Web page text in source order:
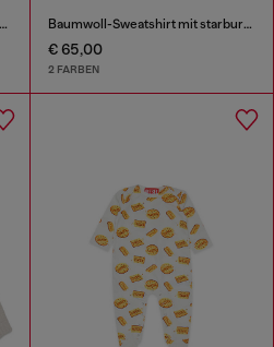
Langarm-T-Shirt mit starburst Logo-Print Baumwoll-Sweatshirt mit starburst Logo-Print
€ 65,00
2 FARBEN